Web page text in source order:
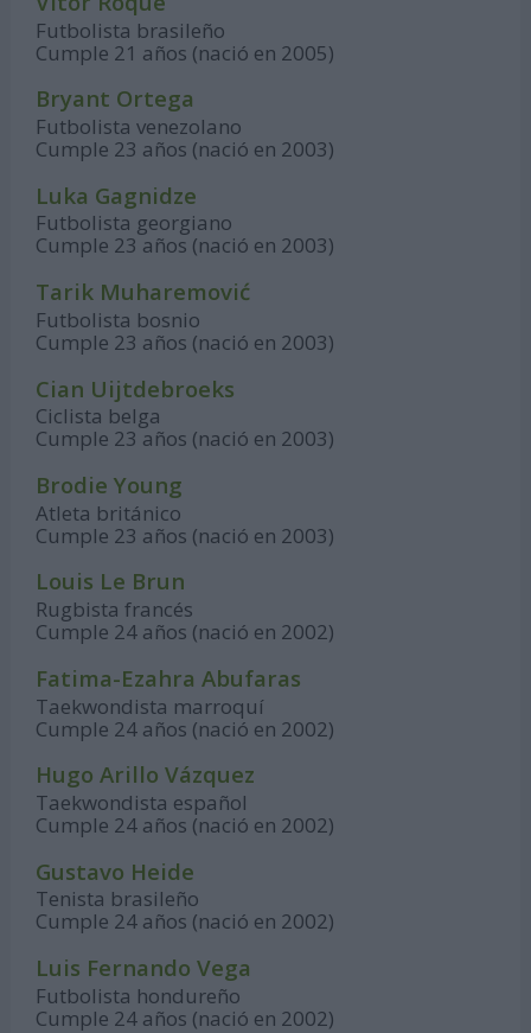
Futbolista brasileño
Cumple 21 años (nació en 2005)
Bryant Ortega
Futbolista venezolano
Cumple 23 años (nació en 2003)
Luka Gagnidze
Futbolista georgiano
Cumple 23 años (nació en 2003)
Tarik Muharemović
Futbolista bosnio
Cumple 23 años (nació en 2003)
Cian Uijtdebroeks
Ciclista belga
Cumple 23 años (nació en 2003)
Brodie Young
Atleta británico
Cumple 23 años (nació en 2003)
Louis Le Brun
Rugbista francés
Cumple 24 años (nació en 2002)
Fatima-Ezahra Abufaras
Taekwondista marroquí
Cumple 24 años (nació en 2002)
Hugo Arillo Vázquez
Taekwondista español
Cumple 24 años (nació en 2002)
Gustavo Heide
Tenista brasileño
Cumple 24 años (nació en 2002)
Luis Fernando Vega
Futbolista hondureño
Cumple 24 años (nació en 2002)